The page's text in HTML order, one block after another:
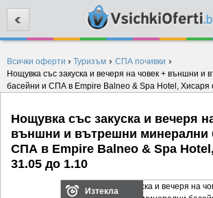
Всички оферти › Туризъм › СПА почивки ›
Нощувка със закуска и вечеря на човек + външни и
басейни и СПА в Empire Balneo & Spa Hotel, Хисаря
Нощувка със закуска и вечеря
външни и вътрешни минерални
СПА в Empire Balneo & Spa
31.05 до 1.10
Изтекла